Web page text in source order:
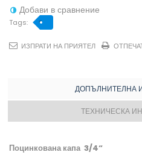
Добави в сравнение
Tags:
ИЗПРАТИ НА ПРИЯТЕЛ
ДОПЪЛНИТЕЛНА
ТЕХНИЧЕСКА
Поцинкована капа 3/4“